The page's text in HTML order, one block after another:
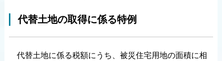
代替土地の取得に係る特例
代替土地に係る税額にうち、被災住宅用地の面積に相